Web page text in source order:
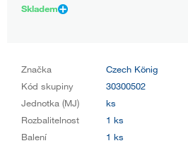
Skladem
Značka
Czech König
Kód skupiny
30300502
Jednotka (MJ)
ks
Rozbalitelnost
1 ks
Balení
1 ks